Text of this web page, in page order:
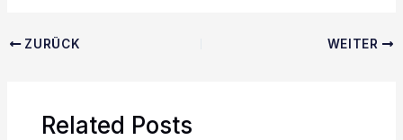
ZURÜCK WEITER
Related Posts